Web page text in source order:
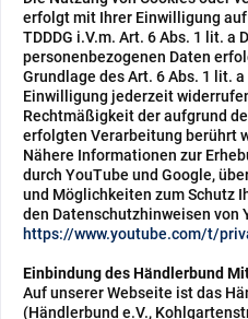
erfolgt mit Ihrer Einwilligung auf
TDDDG i.V.m. Art. 6 Abs. 1 lit. a
personenbezogenen Daten
Grundlage des Art. 6 Abs. 1 lit. a
Einwilligung jederzeit
Rechtmäßigkeit der aufgrund
erfolgten Verarbeitung berührt
Nähere Informationen zur
durch YouTube und Google,
und Möglichkeiten zum Schutz
den Datenschutzhinweisen von
https://www.youtube.com/t/
Einbindung des Händlerbund
Auf unserer Webseite ist das
(Händlerbund e.V.,